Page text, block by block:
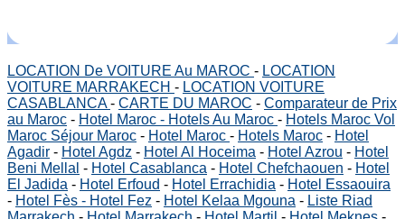
LOCATION De VOITURE Au MAROC - LOCATION
VOITURE MARRAKECH - LOCATION VOITURE
CASABLANCA- CARTE DU MAROC - Comparateur de Prix
au Maroc - Hotel Maroc - Hotels Au Maroc - Hotels Maroc Vol
Maroc Séjour Maroc - Hotel Maroc - Hotels Maroc - Hotel
Agadir - Hotel Agdz - Hotel Al Hoceima - Hotel Azrou - Hotel
Beni Mellal - Hotel Casablanca - Hotel Chefchaouen - Hotel
El Jadida - Hotel Erfoud - Hotel Errachidia - Hotel Essaouira
- Hotel Fès - Hotel Fez - Hotel Kelaa Mgouna - Liste Riad